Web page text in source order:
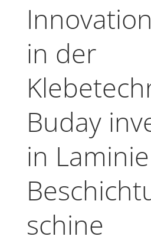
in der
Buday
in
schine